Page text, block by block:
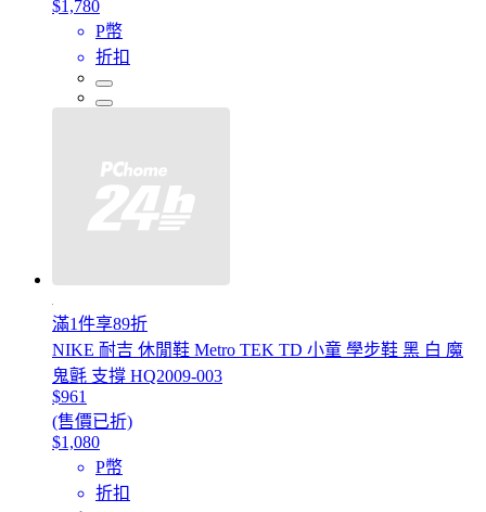
$1,780
P幣
折扣
滿1件享89折
NIKE 耐吉 休閒鞋 Metro TEK TD 小童 學步鞋 黑 白 魔
鬼氈 支撐 HQ2009-003
$961
(售價已折)
$1,080
P幣
折扣